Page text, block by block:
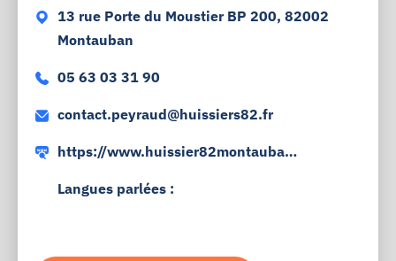
13 rue Porte du Moustier BP 200, 82002
Montauban
05 63 03 31 90
contact.peyraud@huissiers82.fr
https://www.huissier82montauban.
Langues parlées :